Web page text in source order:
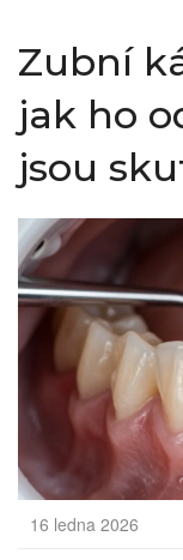
Zubní
jak ho
jsou
16 ledna 2026